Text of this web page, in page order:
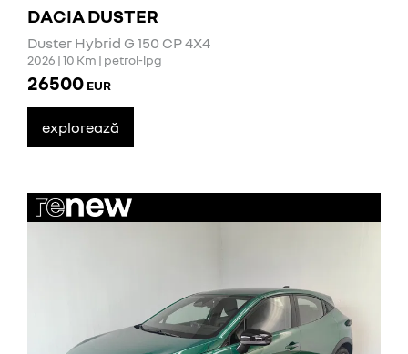
DACIA DUSTER
Duster Hybrid G 150 CP 4X4
2026 | 10 Km | petrol-lpg
26500 EUR
explorează